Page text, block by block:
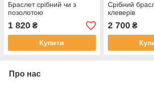
Браслет срібний чи з
позолотою
1 820 ₴
Купити
Срібний
клеверів
2 700₴
Про нас